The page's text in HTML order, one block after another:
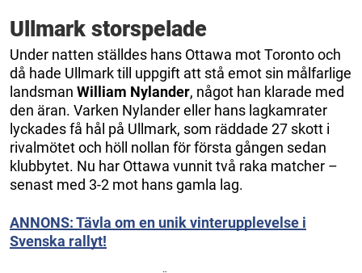
Ullmark storspelade
Under natten ställdes hans Ottawa mot Toronto och
då hade Ullmark till uppgift att stå emot sin målfarlige
landsman William Nylander, något han klarade med
den äran. Varken Nylander eller hans lagkamrater
lyckades få hål på Ullmark, som räddade 27 skott i
rivalmötet och höll nollan för första gången sedan
klubbytet. Nu har Ottawa vunnit två raka matcher –
senast med 3-2 mot hans gamla lag.
ANNONS: Tävla om en unik vinterupplevelse i
Svenska rallyt!